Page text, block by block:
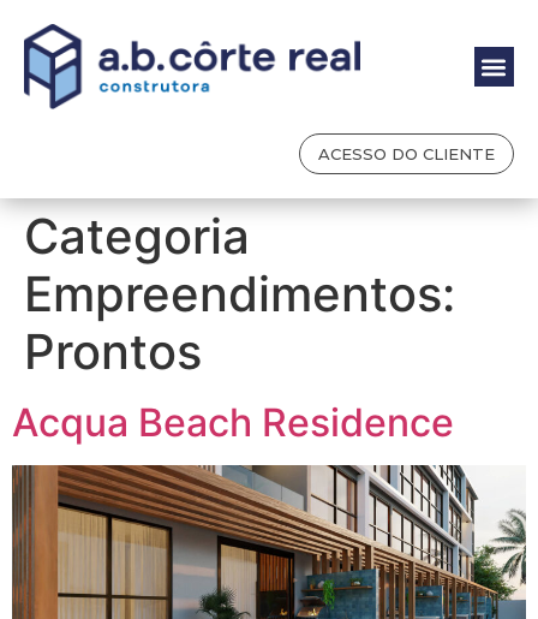
ACESSO DO CLIENTE
Categoria
Empreendimentos:
Prontos
Acqua Beach Residence